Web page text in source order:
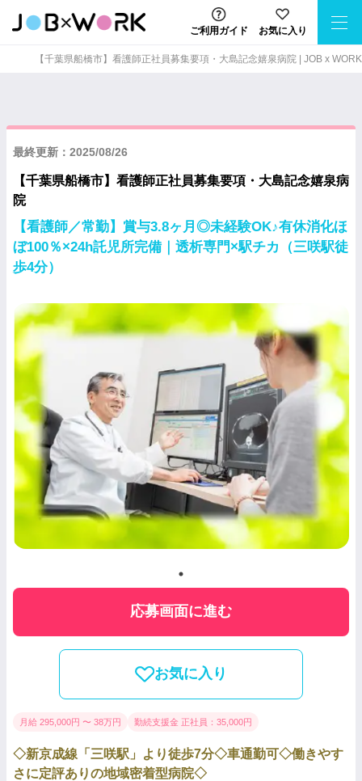
ご利用ガイド お気に入り
【千葉県船橋市】看護師正社員募集要項・大島記念嬉泉病院 | JOB x WORK
最終更新：2025/08/26
【千葉県船橋市】看護師正社員募集要項・大島記念嬉泉病
院
【看護師／常勤】賞与3.8ヶ月◎未経験OK♪有休消化ほ
ぼ100％×24h託児所完備｜透析専門×駅チカ（三咲駅徒
歩4分）
応募画面に進む
お気に入り
月給 295,000円 〜 38万円 勤続支援金 正社員：35,000円
◇新京成線「三咲駅」より徒歩7分◇車通勤可◇働きやす
さに定評ありの地域密着型病院◇